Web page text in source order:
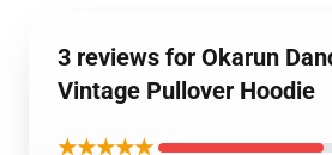
3 reviews for Okarun
Vintage Pullover Hoodie
★★★★★